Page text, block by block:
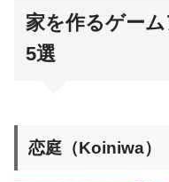
家を作るゲー
5選
恋庭（Koiniwa）